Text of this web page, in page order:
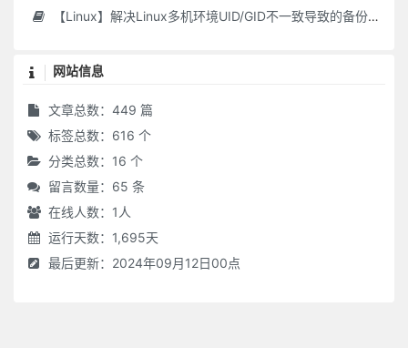
【Linux】解决Linux多机环境UID/GID不一致导致的备份权限问题
网站信息
文章总数：449 篇
标签总数：616 个
分类总数：16 个
留言数量：65 条
在线人数： 1 人
运行天数：1,695天
最后更新：2024年09月12日00点